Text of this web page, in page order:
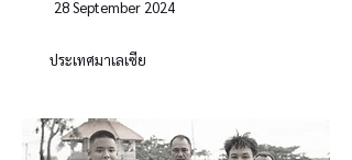
28 September 2024
ประเทศมาเลเซีย